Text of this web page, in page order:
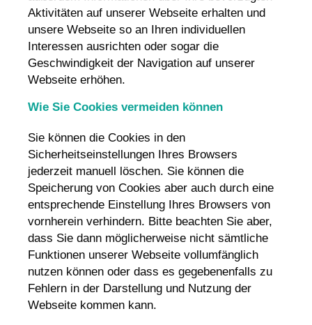
Aktivitäten auf unserer Webseite erhalten und
unsere Webseite so an Ihren individuellen
Interessen ausrichten oder sogar die
Geschwindigkeit der Navigation auf unserer
Webseite erhöhen.
Wie Sie Cookies vermeiden können
Sie können die Cookies in den
Sicherheitseinstellungen Ihres Browsers
jederzeit manuell löschen. Sie können die
Speicherung von Cookies aber auch durch eine
entsprechende Einstellung Ihres Browsers von
vornherein verhindern. Bitte beachten Sie aber,
dass Sie dann möglicherweise nicht sämtliche
Funktionen unserer Webseite vollumfänglich
nutzen können oder dass es gegebenenfalls zu
Fehlern in der Darstellung und Nutzung der
Webseite kommen kann.